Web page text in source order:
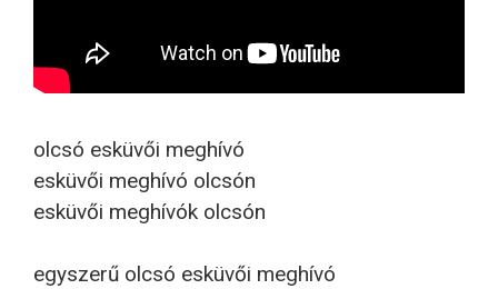
olcsó esküvői meghívó
esküvői meghívó olcsón
esküvői meghívók olcsón
egyszerű olcsó esküvői meghívó